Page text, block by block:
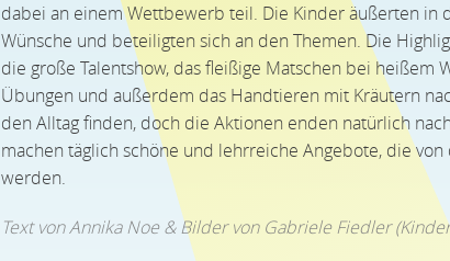
dabei an einem Wettbewerb teil. Die Kinder äußerten in
Wünsche und beteiligten sich an den Themen. Die
die große Talentshow, das fleißige Matschen bei heißem
Übungen und außerdem das Handtieren mit Kräutern
den Alltag finden, doch die Aktionen enden natürlich
machen täglich schöne und lehrreiche Angebote, die
werden.
Text von Annika Noe & Bilder von Gabriele Fiedler